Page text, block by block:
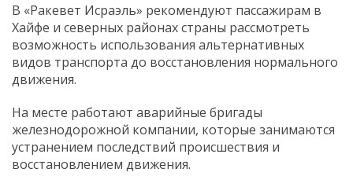
В «Ракевет Исраэль» рекомендуют пассажирам в
Хайфе и северных районах страны рассмотреть
возможность использования альтернативных
видов транспорта до восстановления нормального
движения.
На месте работают аварийные бригады
железнодорожной компании, которые занимаются
устранением последствий происшествия и
восстановлением движения.